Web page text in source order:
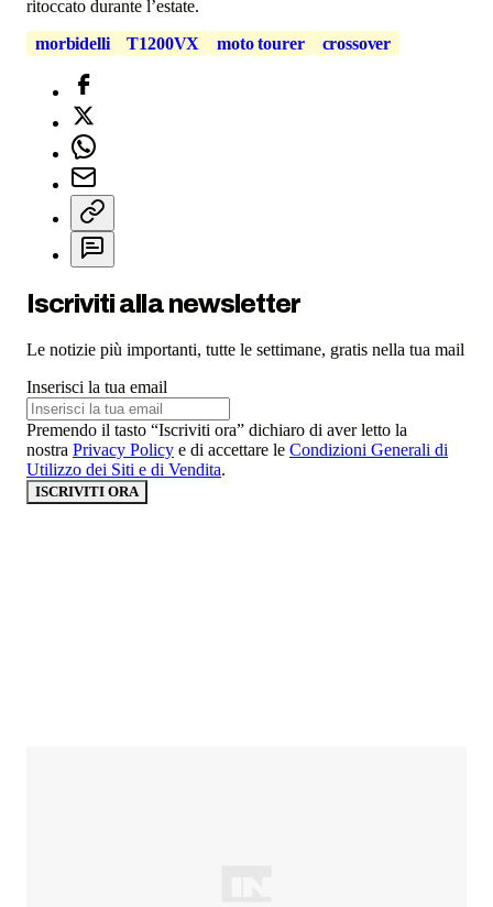
ritoccato durante l’estate.
morbidelli
T1200VX moto tourer crossover
Iscriviti alla newsletter
Le notizie più importanti, tutte le settimane, gratis nella tua mail
Inserisci la tua email
Premendo il tasto “Iscriviti ora” dichiaro di aver letto la
nostra Privacy Policy e di accettare le Condizioni Generali di
Utilizzo dei Siti e di Vendita.
ISCRIVITI ORA